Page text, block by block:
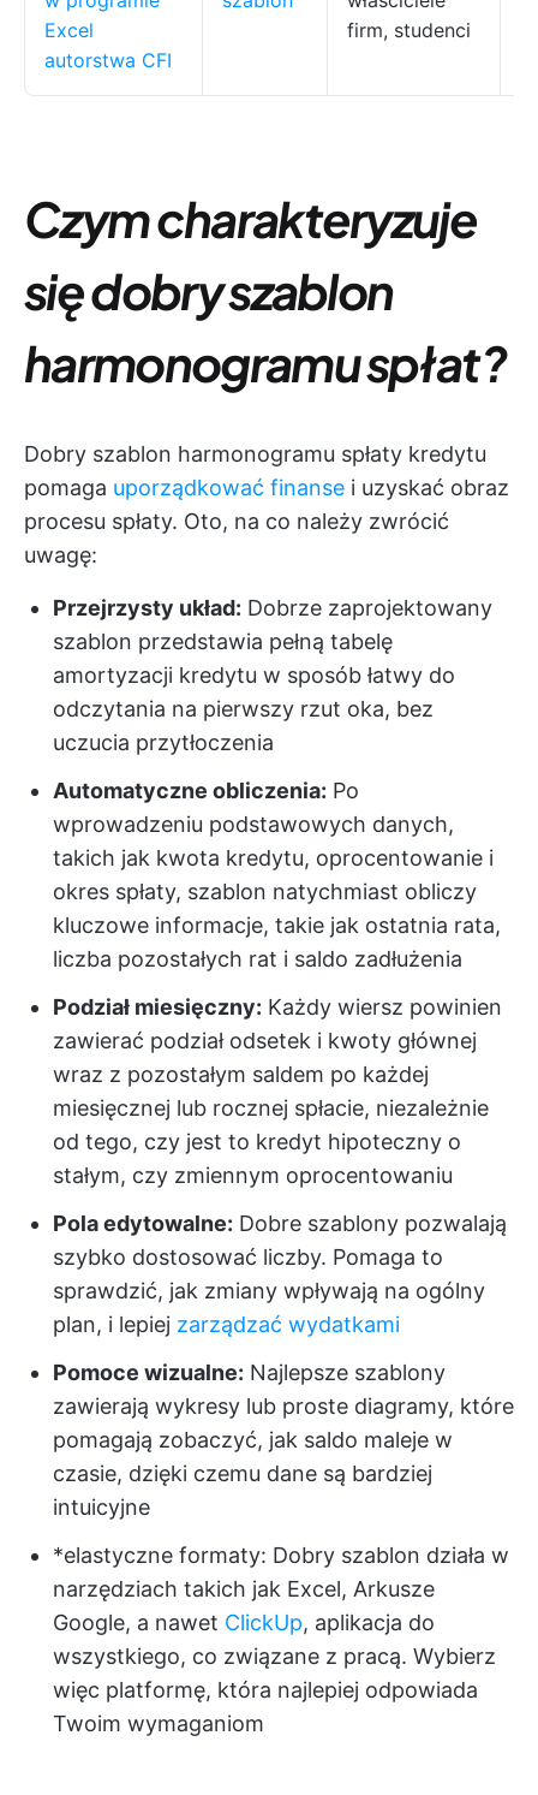
Excel
autorstwa CFI
firm, studenci
Czym charakteryzuje
się dobry szablon
harmonogramu spłat?
Dobry szablon harmonogramu spłaty kredytu
pomaga uporządkować finanse i uzyskać obraz
procesu spłaty. Oto, na co należy zwrócić
uwagę:
Przejrzysty układ: Dobrze zaprojektowany
szablon przedstawia pełną tabelę
amortyzacji kredytu w sposób łatwy do
odczytania na pierwszy rzut oka, bez
uczucia przytłoczenia
Automatyczne obliczenia: Po
wprowadzeniu podstawowych danych,
takich jak kwota kredytu, oprocentowanie i
okres spłaty, szablon natychmiast obliczy
kluczowe informacje, takie jak ostatnia rata,
liczba pozostałych rat i saldo zadłużenia
Podział miesięczny: Każdy wiersz powinien
zawierać podział odsetek i kwoty głównej
wraz z pozostałym saldem po każdej
miesięcznej lub rocznej spłacie, niezależnie
od tego, czy jest to kredyt hipoteczny o
stałym, czy zmiennym oprocentowaniu
Pola edytowalne: Dobre szablony pozwalają
szybko dostosować liczby. Pomaga to
sprawdzić, jak zmiany wpływają na ogólny
plan, i lepiej zarządzać wydatkami
Pomoce wizualne: Najlepsze szablony
zawierają wykresy lub proste diagramy, które
pomagają zobaczyć, jak saldo maleje w
czasie, dzięki czemu dane są bardziej
intuicyjne
*elastyczne formaty: Dobry szablon działa w
narzędziach takich jak Excel, Arkusze
Google, a nawet ClickUp, aplikacja do
wszystkiego, co związane z pracą. Wybierz
więc platformę, która najlepiej odpowiada
Twoim wymaganiom